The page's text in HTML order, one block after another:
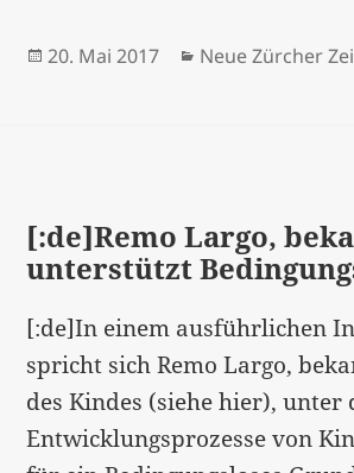
Veröffentlicht
20. Mai 2017 Kategorien
Neue Zürcher
[:de]Remo Largo,
unterstützt
[:de]In einem ausführlichen
spricht sich Remo Largo,
des Kindes (siehe hier),
Entwicklungsprozesse von